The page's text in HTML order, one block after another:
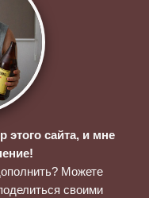
сайта, и мне
Можете
своими